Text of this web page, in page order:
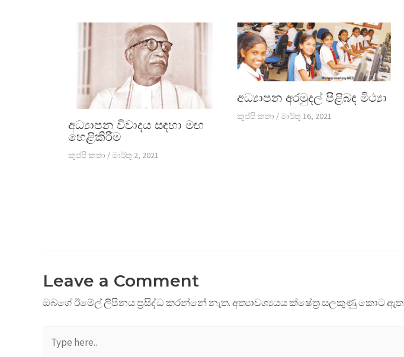
අධ්‍යාපන විවාදය සඳහා මඟ
හෙළිකිරීම
කුප්පි කතා /මාර්තු 2, 2021
අධ්‍යාපන අරමුදල් පිළිබඳ මිථ්‍යා
කුප්පි කතා /මාර්තු 16, 2021
Leave a Comment
ඔබගේ ඊමේල් ලිපිනය ප්‍රසිද්ධ කරන්නේ නැත.අත්‍යාවශ්‍යයය ක්ෂේත්‍ර සලකුණු කොට ඇත
here..